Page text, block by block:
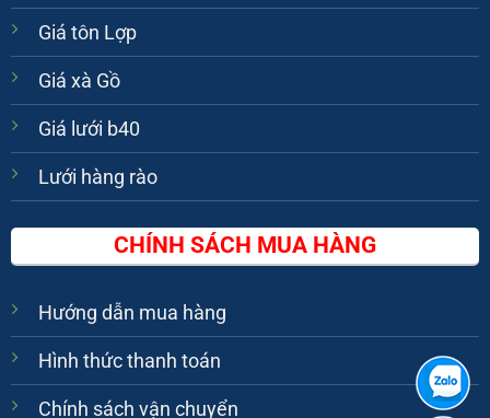
Giá tôn Lợp
Giá xà Gồ
Giá lưới b40
Lưới hàng rào
CHÍNH SÁCH MUA HÀNG
Hướng dẫn mua hàng
Hình thức thanh toán
Chính sách vận chuyển